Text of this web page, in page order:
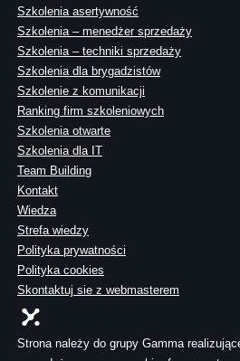
Szkolenia asertywność
Szkolenia – menedżer sprzedaży
Szkolenia – techniki sprzedaży
Szkolenia dla brygadzistów
Szkolenie z komunikacji
Ranking firm szkoleniowych
Szkolenia otwarte
Szkolenia dla IT
Team Building
Kontakt
Wiedza
Strefa wiedzy
Polityka prywatności
Polityka cookies
Skontaktuj sie z webmasterem
Strona należy do grupy Gamma